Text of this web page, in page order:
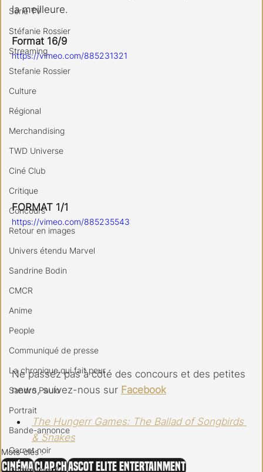
Série TV
Stéfanie Rossier
Streaming
Stefanie Rossier
Culture
Régional
Merchandising
TWD Universe
Ciné Club
Critique
Concours
Retour en images
Univers étendu Marvel
Sandrine Bodin
CMCR
Anime
People
Communiqué de presse
La chronique qui fait peur
Sandro Paulo
Portrait
Bande-annonce
Carnet noir
Communiqué
la meilleure.
Format 16/9
https://vimeo.com/885231321
FORMAT 1/1
https://vimeo.com/885235543
Ne passez pas à côté des concours et des petites
news, suivez-nous sur Facebook
The Hungerr Games: The Ballad of Songbirds
& Snakes
Mots-clés :
Cinémaclap.chAscot Elite Entertainment